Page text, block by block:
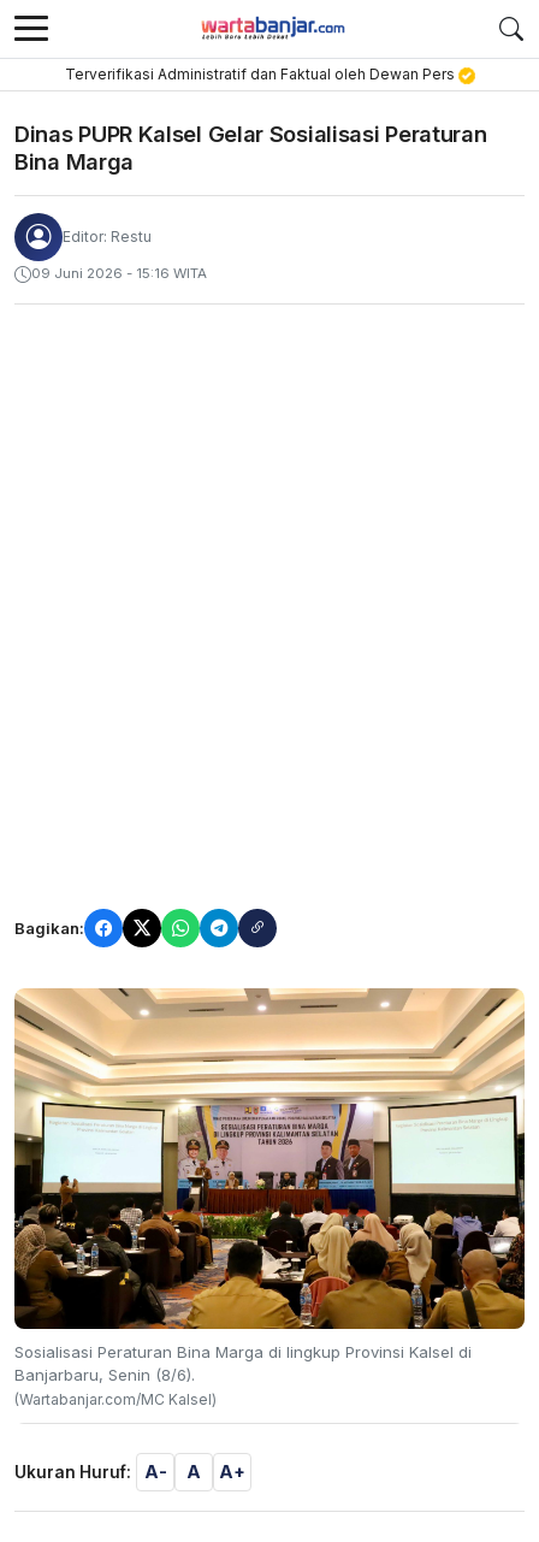
Terverifikasi Administratif dan Faktual oleh Dewan Pers
Dinas PUPR Kalsel Gelar Sosialisasi Peraturan
Bina Marga
Editor: Restu
09 Juni 2026 - 15:16 WITA
Bagikan:
Sosialisasi Peraturan Bina Marga di lingkup Provinsi Kalsel di
Banjarbaru, Senin (8/6).
(Wartabanjar.com/MC Kalsel)
Ukuran Huruf: A- A A+